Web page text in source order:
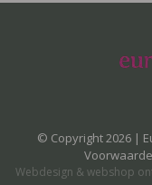
© Copyright 2026 |
Webdesign & webshop